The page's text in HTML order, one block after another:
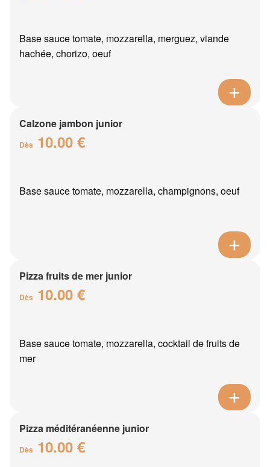
Base sauce tomate, mozzarella, merguez, viande
hachée, chorizo, oeuf
Calzone jambon junior
Dès 10.00 €
Base sauce tomate, mozzarella, champignons, oeuf
Pizza fruits de mer junior
Dès 10.00 €
Base sauce tomate, mozzarella, cocktail de fruits de
mer
Pizza méditéranéenne junior
Dès 10.00 €